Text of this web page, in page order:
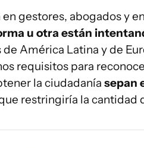
gestores, abogados y
u otra están
América Latina y de
requisitos para
la ciudadanía sepan
restringiría la cantidad